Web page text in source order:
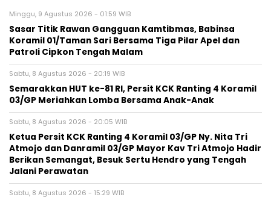
Minggu, 9 Agustus 2026 - 01:59 WIB
Sasar Titik Rawan Gangguan Kamtibmas, Babinsa
Koramil 01/Taman Sari Bersama Tiga Pilar Apel dan
Patroli Cipkon Tengah Malam
Sabtu, 8 Agustus 2026 - 20:19 WIB
Semarakkan HUT ke-81 RI, Persit KCK Ranting 4 Koramil
03/GP Meriahkan Lomba Bersama Anak-Anak
Sabtu, 8 Agustus 2026 - 20:05 WIB
Ketua Persit KCK Ranting 4 Koramil 03/GP Ny. Nita Tri
Atmojo dan Danramil 03/GP Mayor Kav Tri Atmojo Hadir
Berikan Semangat, Besuk Sertu Hendro yang Tengah
Jalani Perawatan
Sabtu, 8 Agustus 2026 - 15:29 WIB